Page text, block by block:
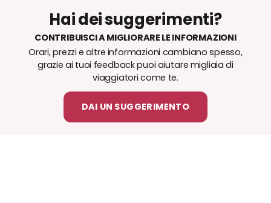
Hai dei suggerimenti?
CONTRIBUISCI A MIGLIORARE LE INFORMAZIONI
Orari, prezzi e altre informazioni cambiano spesso,
grazie ai tuoi feedback puoi aiutare migliaia di
viaggiatori come te.
DAI UN SUGGERIMENTO